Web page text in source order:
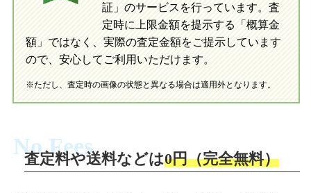
買取の流れ 写真の撮影方法
初めての方へ LINE査定の流れ 写真の撮影方法
証」のサービスを行っています。査
定時に上限金額を提示する「概算金
額」ではなく、実際の査定金額をご提示しています
ので、安心してご利用いただけます。
※ただし、査定時の画像の状態と異なる場合は適用外となります。
No Fees
査定料や送料などは0円（完全無料）